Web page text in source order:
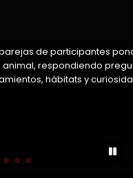
de participantes
respondiendo
hábitats y